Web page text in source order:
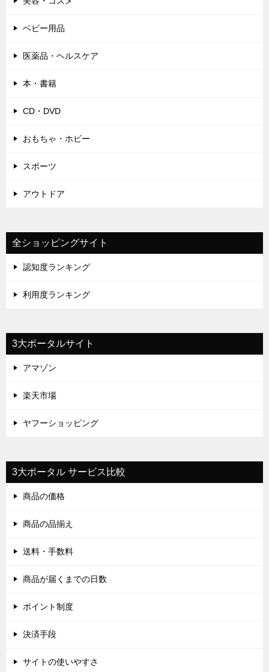
ベビー用品
医薬品・ヘルスケア
本・書籍
CD・DVD
おもちゃ・ホビー
スポーツ
アウトドア
全ショッピングサイト
認知度ランキング
利用度ランキング
3大ポータルサイト
アマゾン
楽天市場
ヤフーショッピング
3大ポータル サービス比較
商品の価格
商品の品揃え
送料・手数料
商品が届くまでの日数
ポイント制度
決済手段
サイトの使いやすさ